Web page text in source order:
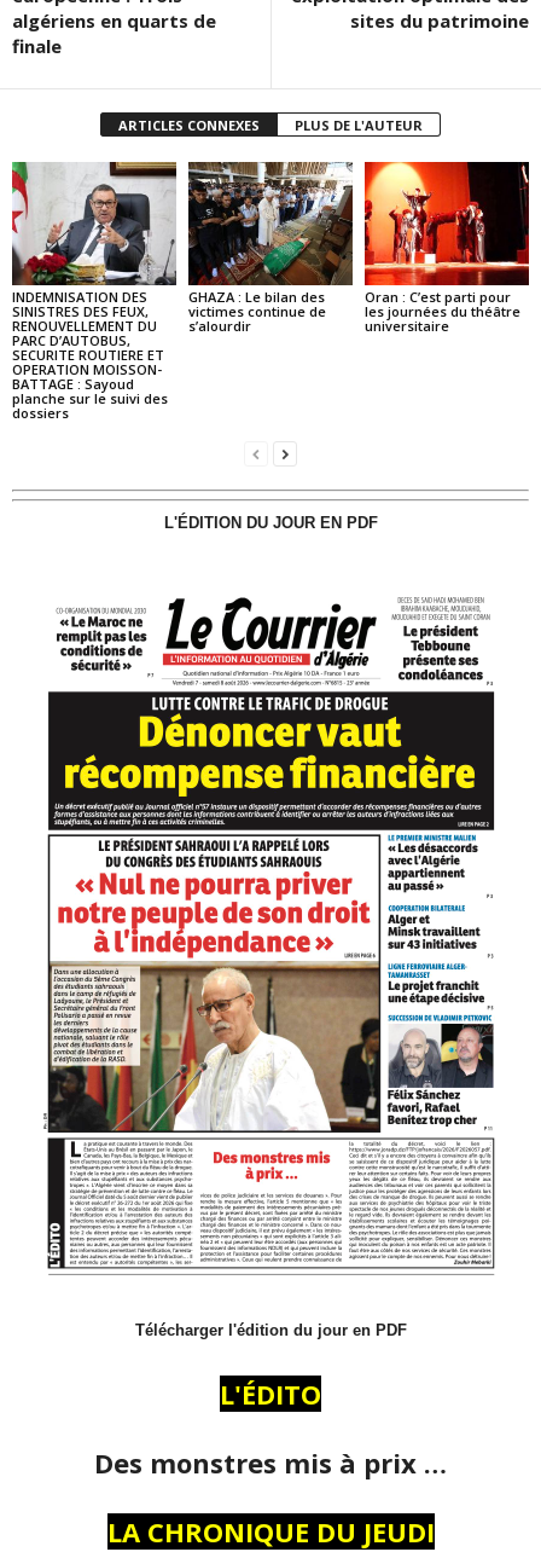
algériens en quarts de
finale
sites du patrimoine
ARTICLES CONNEXES PLUS DE L'AUTEUR
INDEMNISATION DES
SINISTRES DES FEUX,
RENOUVELLEMENT DU
PARC D’AUTOBUS,
SECURITE ROUTIERE ET
OPERATION MOISSON-
BATTAGE : Sayoud
planche sur le suivi des
dossiers
GHAZA : Le bilan des
victimes continue de
s’alourdir
Oran : C’est parti pour
les journées du théâtre
universitaire
L'ÉDITION DU JOUR EN PDF
Télécharger l'édition du jour en PDF
L'ÉDITO
Des monstres mis à prix …
LA CHRONIQUE DU JEUDI